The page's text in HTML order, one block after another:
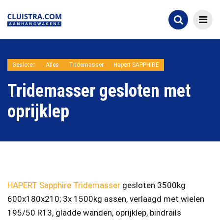
Gesloten Alles Tridemasser Hapert SAPPHIRE
Tridemasser gesloten met
oprijklep
HAPERT Sapphire Tridemasser gesloten 3500kg
600x180x210; 3x 1500kg assen, verlaagd met wielen
195/50 R13, gladde wanden, oprijklep, bindrails